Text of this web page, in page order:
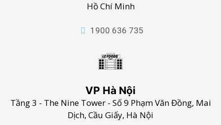
Hồ Chí Minh
1900 636 735
VP Hà Nội
Tầng 3 - The Nine Tower - Số 9 Phạm Văn Đồng, Mai
Dịch, Cầu Giấy, Hà Nội